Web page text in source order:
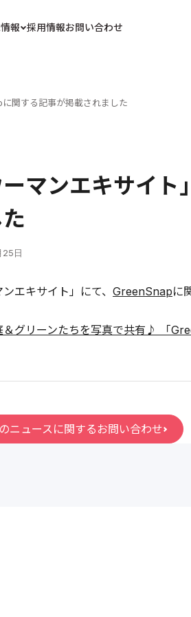
報 採用情報お問い合わせ
関する記事が掲載されました
ーマンエキサイ
25日
ンエキサイト」にて、 GreenSnapに
＆グリーンたちを写真で共有♪ 「
ニュースに関するお問い合わせ